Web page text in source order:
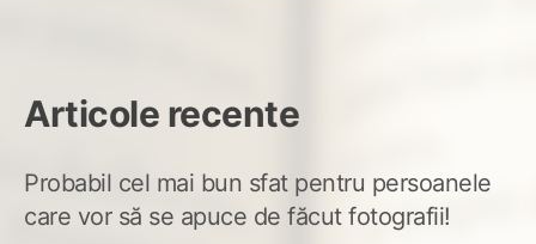
Articole recente
Probabil cel mai bun sfat pentru persoanele
care vor să se apuce de făcut fotografii!